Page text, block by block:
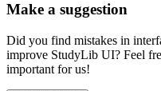
Make a suggestion
Did you find mistakes in
improve StudyLib UI? Feel
important for us!